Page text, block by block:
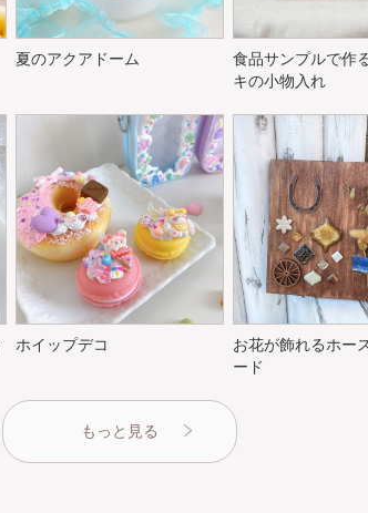
夏のアクアドーム
食品サンプルで作
キの小物入れ
ホイップデコ
お花が飾れるホー
ード
もっと見る